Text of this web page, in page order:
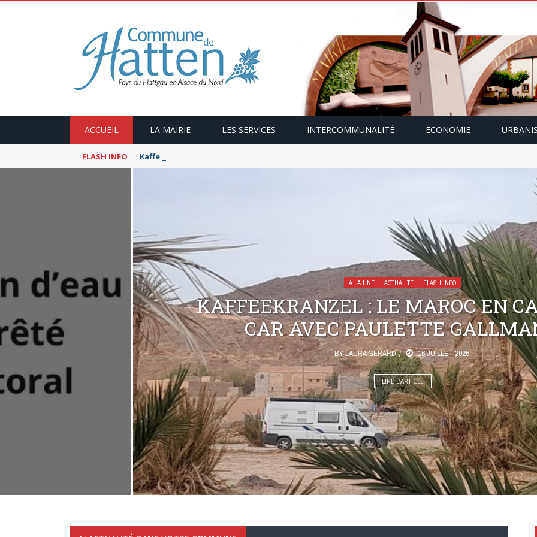
ACCUEIL LA MAIRIE LES SERVICES INTERCOMMUNALITÉ ECONOMIE
FLASH INFO Kaffeekranzel : Le Maroc en camping-car avec Paulette Gallmann
A LA UNE ACTUALITÉ FLASH INFO
KAFFEEKRANZEL : LE MAROC EN
CAR AVEC PAULETTE
BYLAURA GERARD 16 JUILLET 2026
LIRE L’ARTICLE